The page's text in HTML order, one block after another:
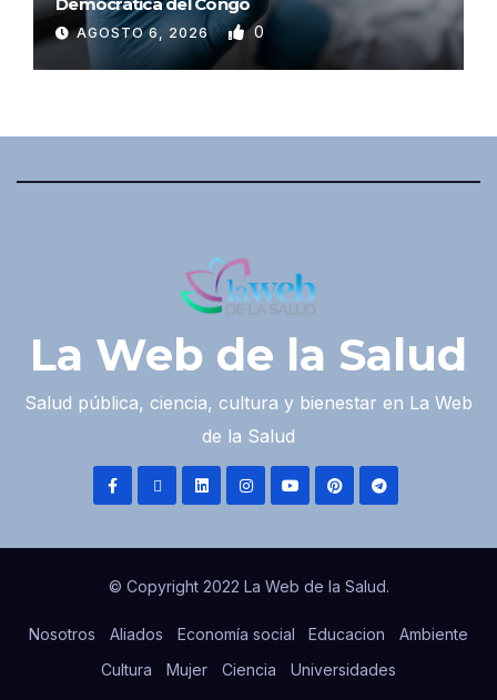
AGOSTO 6, 2026 0
La Web de la Salud
Salud pública, ciencia, cultura y bienestar en La Web
de la Salud
© Copyright 2022 La Web de la Salud.
Nosotros Aliados Economía social Educacion
Ambiente
Cultura
Mujer Ciencia
Universidades